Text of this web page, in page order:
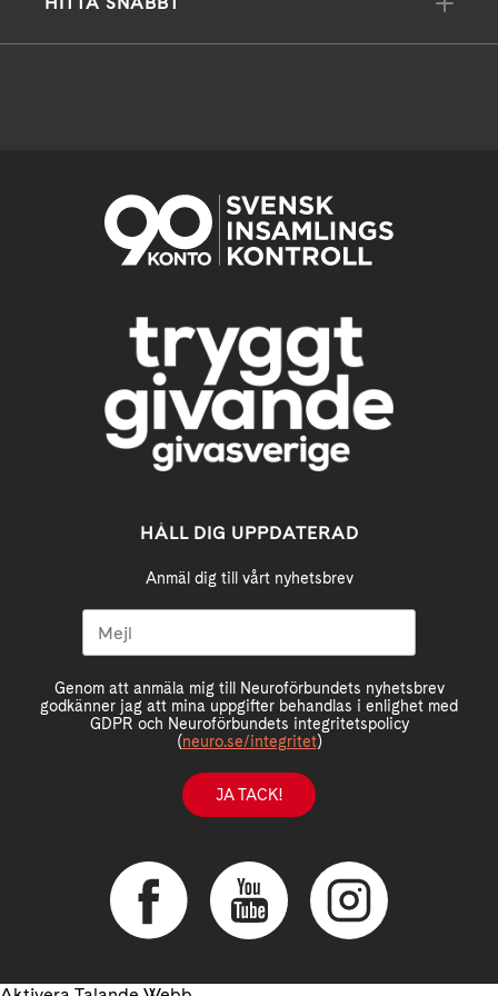
HÅLL DIG UPPDATERAD
Anmäl dig till vårt nyhetsbrev
Genom att anmäla mig till Neuroförbundets nyhetsbrev
godkänner jag att mina uppgifter behandlas i enlighet med
GDPR och Neuroförbundets integritetspolicy
(neuro.se/integritet)
JA TACK!